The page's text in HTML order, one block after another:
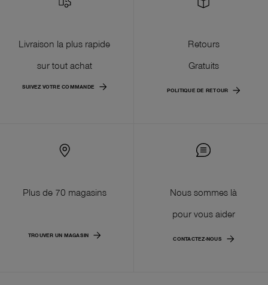
Livraison la plus rapide
sur tout achat
SUIVEZ VOTRE COMMANDE
Retours
Gratuits
POLITIQUE DE RETOUR
Plus de 70 magasins
TROUVER UN MAGASIN
Nous sommes là
pour vous aider
CONTACTEZ-NOUS